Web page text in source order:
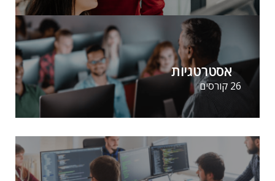
אסטרטגיות
26 קורסים